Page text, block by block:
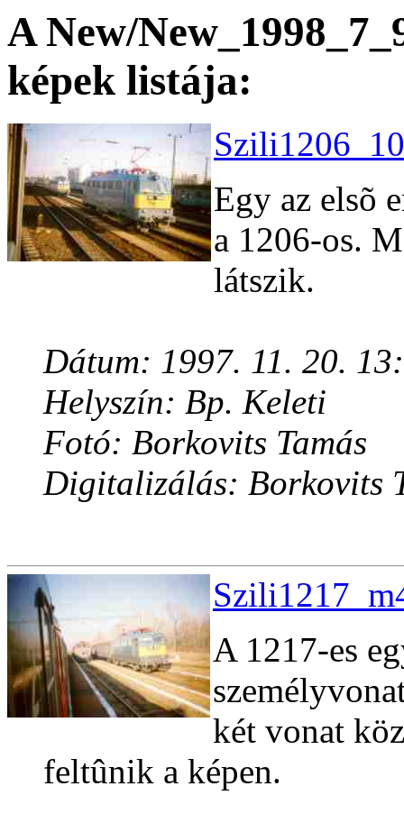
A New/
képek listája:
Egy az elsõ
a 1206-os.
látszik.
Dátum: 1997. 11. 20.
Helyszín: Bp. Keleti
Fotó: Borkovits Tamás
Digitalizálás: Borkovits
A 1217-es
két vonat
feltûnik a képen.